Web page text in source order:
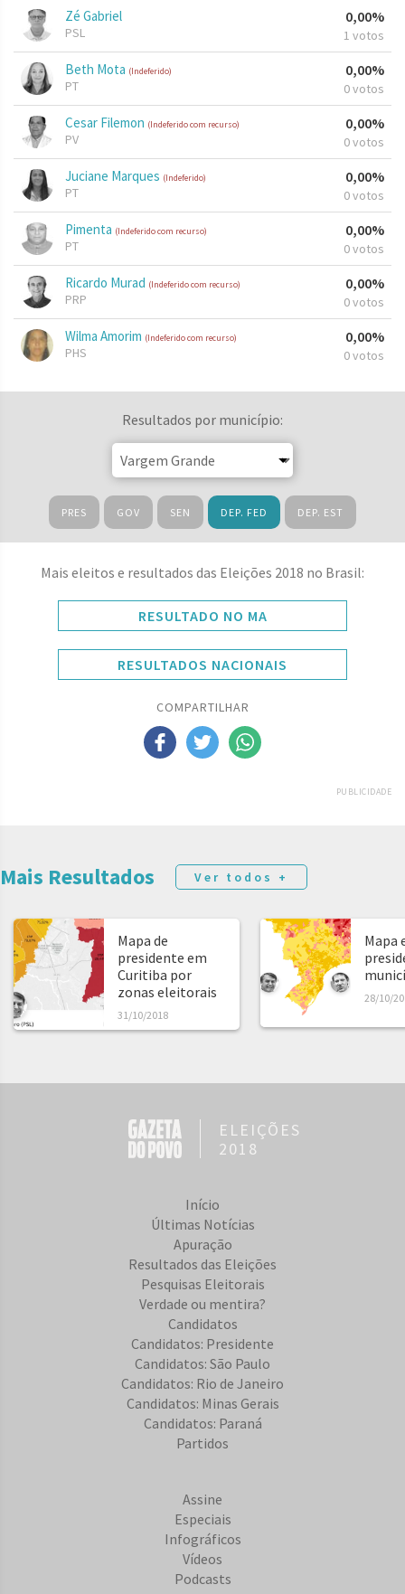
Zé Gabriel
PSL
0,00%
1 votos
Beth Mota (Indeferido)
PT
0,00%
0 votos
Cesar Filemon (Indeferido com recurso)
PV
0,00%
0 votos
Juciane Marques (Indeferido)
PT
0,00%
0 votos
Pimenta (Indeferido com recurso)
PT
0,00%
0 votos
Ricardo Murad (Indeferido com recurso)
PRP
0,00%
0 votos
Wilma Amorim (Indeferido com recurso)
PHS
0,00%
0 votos
Resultados por município:
PRES GOV SEN DEP. FED DEP. EST
Mais eleitos e resultados das Eleições 2018 no Brasil:
RESULTADO NO MA
RESULTADOS NACIONAIS
COMPARTILHAR
PUBLICIDADE
Mais Resultados Ver todos +
Mapa de
presidente em
Curitiba por
zonas eleitorais
31/10/2018
Mapa
28/10/
ELEIÇÕES
2018
Início
Últimas Notícias
Apuração
Resultados das Eleições
Pesquisas Eleitorais
Verdade ou mentira?
Candidatos
Candidatos: Presidente
Candidatos: São Paulo
Candidatos: Rio de Janeiro
Candidatos: Minas Gerais
Candidatos: Paraná
Partidos
Assine
Especiais
Infográficos
Vídeos
Podcasts